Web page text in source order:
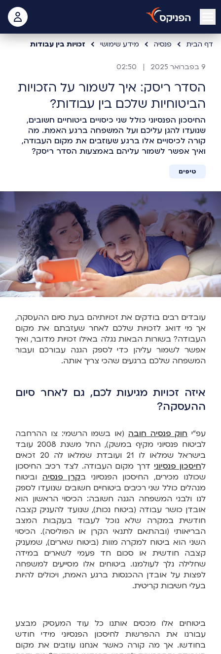
open mobile menu
דף הבית פנסיה מידע שימושי זכויות בין עבודות
9 בפברואר 2025 02:50
הסדר ריסק: איך לשמור על הזכויות
הביטוחיות שלכם בין עבודות?
החיסכון הפנסיוני כולל שני כיסויים ביטוחיים חשובים,
שנועדו להגן עליכם ועל המשפחה ברגע האמת. מה
קורה לכיסויים אלו ברגע שעוזבים את מקום העבודה,
ואיך אפשר לשמור עליהם באמצעות הסדר ריסק?
טיפים
עובדים רבים בודקים את זכויותיהם בעת סיום ההעסקה,
אך מי דואג לזכויות שלכם לאחר שעזבתם את מקום
העבודה? בשורות הבאות נגלה באילו זכויות מדובר, ואיך
אפשר לשמור עליהן כדי לספק הגנה עבורכם ועבור
המשפחה שלכם ברגעים שהכי צריך אותה.
איזה זכויות מגיעות לכם, גם לאחר סיום
ההעסקה?
עפ"יחוק פנסיה חובה(או בשמו הרשמי: צו ההרחבה
לביטוח פנסיוני מקיף במשק), החל משנת 2008 עובד
בישראל שמלאו לו 21 ועובדת שמלאו לה 20 זכאים
לחיסכון פנסיונידרך מקום העבודה. לצד רכיב החיסכון
שכולנו מכירים, החיסכון הפנסיוני בקרן פנסיהוביטוח
מנהלים כולל שני רכיבים ביטוחיים חשובים שנועדו לספק
לנו ולבני המשפחה הגנה חשובה: הכיסוי הראשון הוא
אובדן כושר עבודה (ביטוח נכות), שנועד להעניק קצבה
חודשית במקרה שלא נוכל לעבוד בעקבות המצב
הבריאותי (ובהתאם לתנאי הקרן או הפוליסה). הכיסוי
השני הוא ביטוח למקרה מוות (ביטוח שארים), שמעניק
קצבה חודשית או סכום חד פעמי לשארים במידה
שחלילה נלך לעולמנו. ביטוחים אלו מסייעים למשפחה
לפצות על אובדן ההכנסות ברגע האמת, ויכולים להיות
בעלי חשיבות קריטית.
ביטוחים אלו מכסים אותנו כל עוד המעסיק מבצע
עבורנו את ההפרשות לחיסכון הפנסיוני מידי חודש
בחודשו. אך מה קורה כאשר אנחנו עוזבים את מקום